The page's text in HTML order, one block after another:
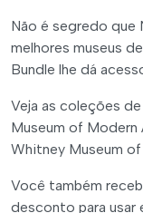
Não é segredo que
melhores museus
Bundle lhe dá
Veja as coleções
Museum of
Whitney Museum
Você também
desconto para usar